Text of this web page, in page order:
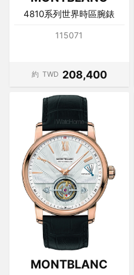
4810系列世界時區腕錶
115071
約 TWD 208,400
MONTBLANC